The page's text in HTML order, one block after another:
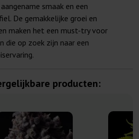
smaak en een
De gemakkelijke groei en
maken het een must-try voor
die op zoek zijn naar een
producten: